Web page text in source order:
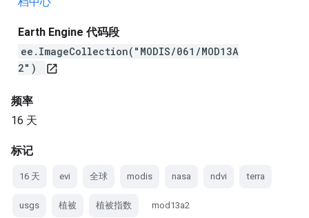
Earth Engine 代码段
ee.ImageCollection("MODIS/061/MOD13A
2")
open_in_new
频率
16 天
标记
16 天 evi 全球 modis nasa ndvi terra
usgs 植被 植被指数 mod13a2